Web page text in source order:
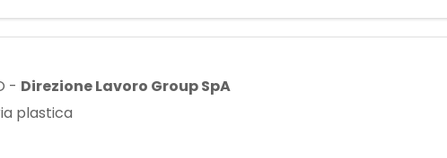
- Direzione Lavoro Group SpA
plastica